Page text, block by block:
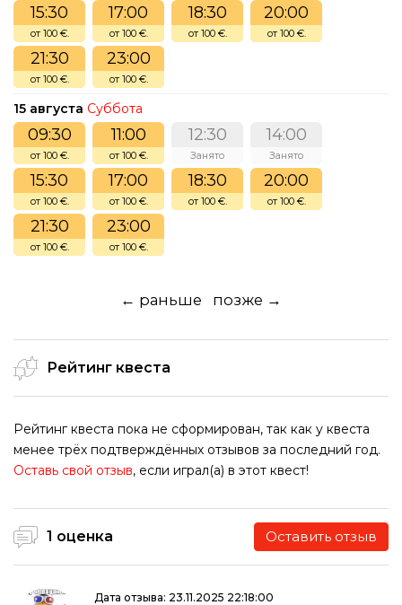
15:30
от 100 €.
17:00
от 100 €.
18:30
от 100 €.
20:00
от 100 €.
21:30
от 100 €.
23:00
от 100 €.
15 августа Суббота
09:30
от 100 €.
11:00
от 100 €.
12:30
Занято
14:00
Занято
15:30
от 100 €.
17:00
от 100 €.
18:30
от 100 €.
20:00
от 100 €.
21:30
от 100 €.
23:00
от 100 €.
← раньше позже →
Рейтинг квеста
Рейтинг квеста пока не сформирован, так как у квеста
менее трёх подтверждённых отзывов за последний год.
Оставь свой отзыв, если играл(а) в этот квест!
1 оценка Оставить отзыв
Дата отзыва: 23.11.2025 22:18:00